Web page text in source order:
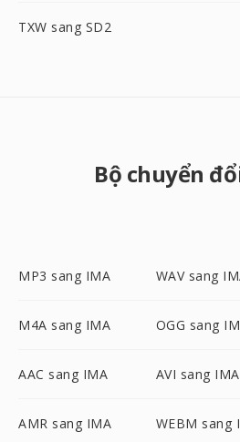
TXW sang SD2
Bộ chuyển
MP3 sang IMA WAV sang
M4A sang IMA OGG sang
AAC sang IMA AVI sang IMA
AMR sang IMA WEBM sang